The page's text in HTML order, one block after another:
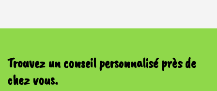
Trouvez un conseil personnalisé près de
chez vous.